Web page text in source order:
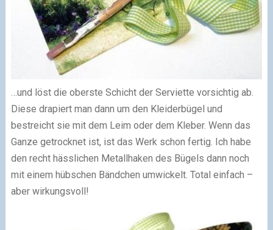
…und löst die oberste Schicht der Serviette vorsichtig ab.
Diese drapiert man dann um den Kleiderbügel und
bestreicht sie mit dem Leim oder dem Kleber. Wenn das
Ganze getrocknet ist, ist das Werk schon fertig. Ich habe
den recht hässlichen Metallhaken des Bügels dann noch
mit einem hübschen Bändchen umwickelt. Total einfach –
aber wirkungsvoll!